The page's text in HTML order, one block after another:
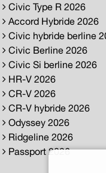
Civic Type R 2026
Accord Hybride 2026
Civic hybride berline
Civic Berline 2026
Civic Si berline 2026
HR-V 2026
CR-V 2026
CR-V hybride 2026
Odyssey 2026
Ridgeline 2026
Passport 2026